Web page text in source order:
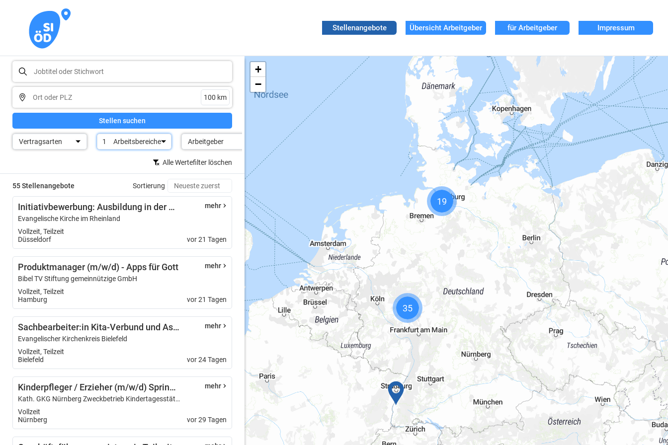
Stellenangebote Übersicht Arbeitgeber für Arbeitgeber Impressum
Stellen suchen
Vertragsarten 1 Arbeitsbereiche Arbeitgeber
Alle Wertefilter löschen
55 Stellenangebote Sortierung
Initiativbewerbung: Ausbildung in der Verwaltung
Evangelische Kirche im Rheinland
Vollzeit, Teilzeit
Düsseldorf
mehr
vor 21 Tagen
Produktmanager (m/w/d) - Apps für Gott
Bibel TV Stiftung gemeinnützige GmbH
Vollzeit, Teilzeit
Hamburg
mehr
vor 21 Tagen
Sachbearbeiter:in Kita-Verbund und Assistenz Geschäftsführung (m/w/d)
Evangelischer Kirchenkreis Bielefeld
Vollzeit, Teilzeit
Bielefeld
mehr
vor 24 Tagen
Kinderpfleger / Erzieher (m/w/d) Springerpool 39 Wochenstunden
Kath. GKG Nürnberg Zweckbetrieb Kindertagesstätten
Vollzeit
Nürnberg
mehr
vor 29 Tagen
35
19
+
−